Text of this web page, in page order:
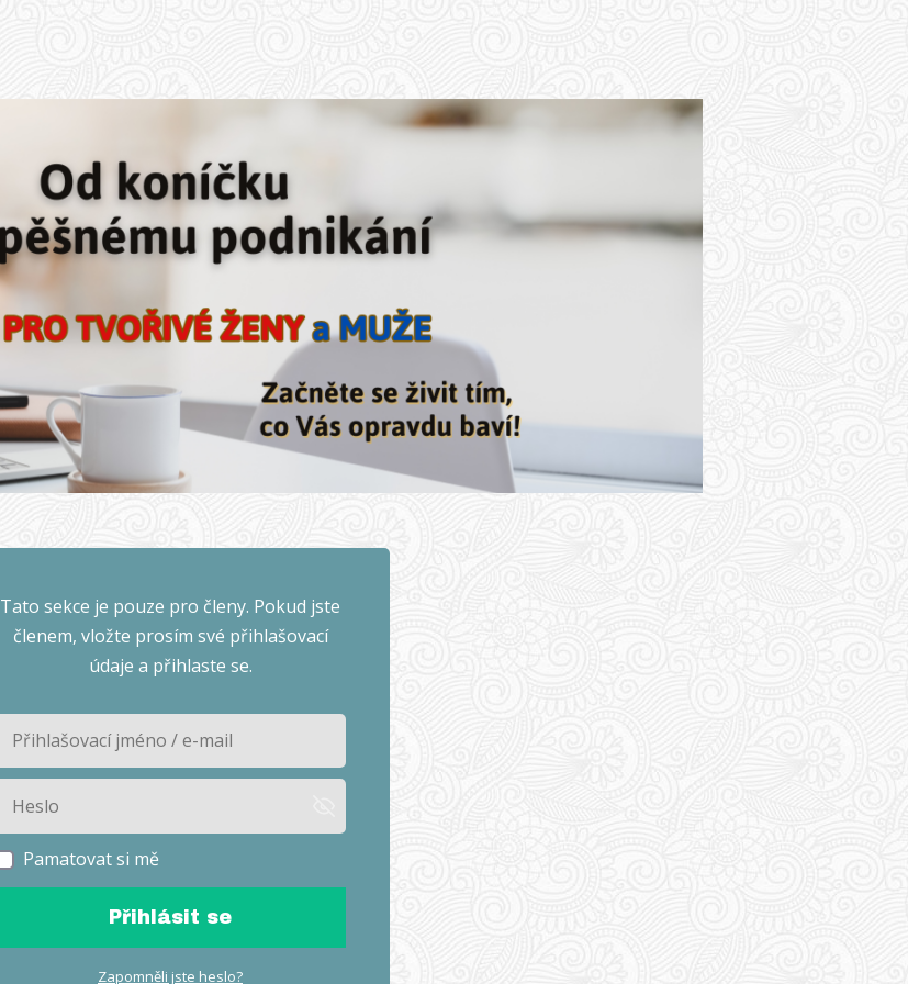
Tato sekce je pouze pro členy. Pokud jste
členem, vložte prosím své přihlašovací
údaje a přihlaste se.
Pamatovat si mě
Přihlásit se
Zapomněli jste heslo?